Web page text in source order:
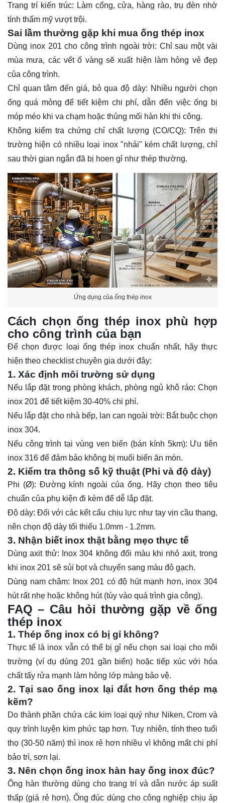
Trang trí kiến trúc: Làm cổng, cửa, hàng rào, trụ đèn nhờ
tính thẩm mỹ vượt trội.
Sai lầm thường gặp khi mua ống thép inox
Dùng inox 201 cho công trình ngoài trời: Chỉ sau một vài
mùa mưa, các vết ố vàng sẽ xuất hiện làm hỏng vẻ đẹp
của công trình.
Chỉ quan tâm đến giá, bỏ qua độ dày: Nhiều người chọn
ống quá mỏng để tiết kiệm chi phí, dẫn đến việc ống bị
móp méo khi va chạm hoặc thủng mối hàn khi thi công.
Không kiểm tra chứng chỉ chất lượng (CO/CQ): Trên thị
trường hiện có nhiều loại inox "nhái" kém chất lượng, chỉ
sau thời gian ngắn đã bị hoen gỉ như thép thường.
Ứng dụng của ống thép inox
Cách chọn ống thép inox phù hợp
cho công trình của bạn
Để chọn được loại ống thép inox chuẩn nhất, hãy thực
hiện theo checklist chuyên gia dưới đây:
1. Xác định môi trường sử dụng
Nếu lắp đặt trong phòng khách, phòng ngủ khô ráo: Chọn
inox 201 để tiết kiệm 30-40% chi phí.
Nếu lắp đặt cho nhà bếp, lan can ngoài trời: Bắt buộc chọn
inox 304.
Nếu công trình tại vùng ven biển (bán kính 5km): Ưu tiên
inox 316 để đảm bảo không bị muối biển ăn mòn.
2. Kiểm tra thông số kỹ thuật (Phi và độ dày)
Phi (Ø): Đường kính ngoài của ống. Hãy chọn theo tiêu
chuẩn của phụ kiện đi kèm để dễ lắp đặt.
Độ dày: Đối với các kết cấu chịu lực như tay vịn cầu thang,
nên chọn độ dày tối thiểu 1.0mm - 1.2mm.
3. Nhận biết inox thật bằng mẹo thực tế
Dùng axit thử: Inox 304 không đổi màu khi nhỏ axit, trong
khi inox 201 sẽ sủi bọt và chuyển sang màu đỏ gạch.
Dùng nam châm: Inox 201 có độ hút mạnh hơn, inox 304
hút rất nhẹ hoặc không hút (tùy vào quá trình gia công).
FAQ – Câu hỏi thường gặp về ống
thép inox
1. Thép ống inox có bị gỉ không?
Thực tế là inox vẫn có thể bị gỉ nếu chọn sai loại cho môi
trường (ví dụ dùng 201 gần biển) hoặc tiếp xúc với hóa
chất tẩy rửa mạnh làm hỏng lớp màng bảo vệ.
2. Tại sao ống inox lại đắt hơn ống thép mạ
kẽm?
Do thành phần chứa các kim loại quý như Niken, Crom và
quy trình luyện kim phức tạp hơn. Tuy nhiên, tính theo tuổi
thọ (30-50 năm) thì inox rẻ hơn nhiều vì không mất chi phí
bảo trì, sơn lại.
3. Nên chọn ống inox hàn hay ống inox đúc?
Ống hàn thường dùng cho trang trí và dẫn nước áp suất
thấp (giá rẻ hơn). Ống đúc dùng cho công nghiệp chịu áp